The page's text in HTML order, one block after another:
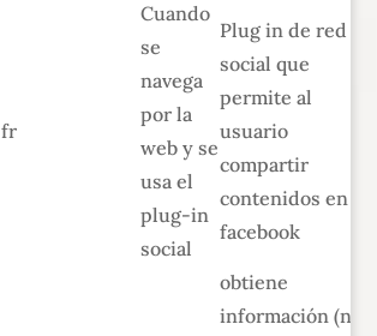
fr
Cuando
se
navega
por la
web y se
usa el
plug-in
social
Plug in de red
social que
permite al
usuario
compartir
contenidos en
facebook
obtiene
información (no